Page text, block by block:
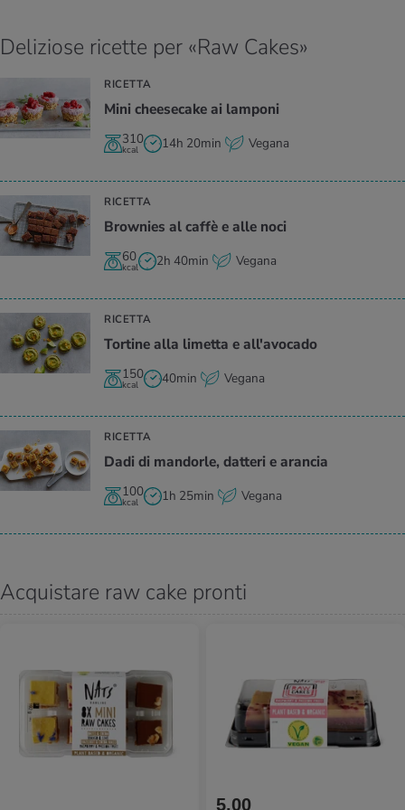
Deliziose ricette per «Raw Cakes»
RICETTA
Mini chee­se­ca­ke ai lam­po­ni
310
kcal 14h 20min Vegana
RICETTA
Bro­w­nies al caffè e alle noci
60
kcal 2h 40min Vegana
RICETTA
Tor­ti­ne alla li­met­ta e al­l'a­vo­ca­do
150
kcal 40min Vegana
RICETTA
Dadi di man­dor­le, dat­te­ri e aran­cia
100
kcal 1h 25min Vegana
Acquistare raw cake pronti
5.00